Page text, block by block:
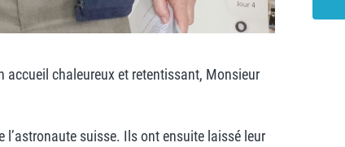
accueil chaleureux et retentissant, Monsieur
suisse. Ils ont ensuite laissé leur